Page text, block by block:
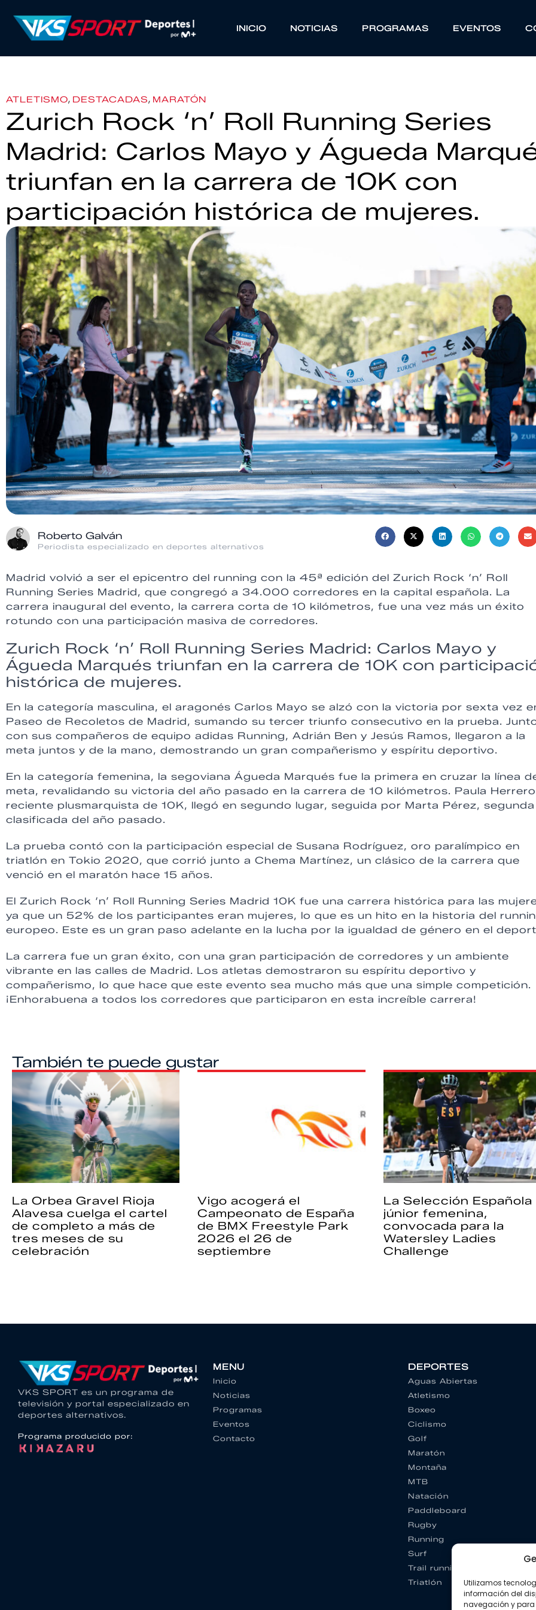
Utilizamos
información del
navegación y para
INICIO NOTICIAS PROGRAMAS EVENTOS
ATLETISMO, DESTACADAS, MARATÓN
Zurich Rock ‘n’ Roll Running Series
Madrid: Carlos Mayo y Águeda
triunfan en la carrera de 10K con
participación histórica de mujeres.
Roberto Galván
Periodista especializado en deportes alternativos
Madrid volvió a ser el epicentro del running con la 45ª edición del Zurich Rock ‘n’ Roll
Running Series Madrid, que congregó a 34.000 corredores en la capital española. La
carrera inaugural del evento, la carrera corta de 10 kilómetros, fue una vez más un éxito
rotundo con una participación masiva de corredores.
Zurich Rock ‘n’ Roll Running Series Madrid: Carlos Mayo y
Águeda Marqués triunfan en la carrera de 10K con
histórica de mujeres.
En la categoría masculina, el aragonés Carlos Mayo se alzó con la victoria por sexta vez
Paseo de Recoletos de Madrid, sumando su tercer triunfo consecutivo en la prueba.
con sus compañeros de equipo adidas Running, Adrián Ben y Jesús Ramos, llegaron a la
meta juntos y de la mano, demostrando un gran compañerismo y espíritu deportivo.
En la categoría femenina, la segoviana Águeda Marqués fue la primera en cruzar la línea
meta, revalidando su victoria del año pasado en la carrera de 10 kilómetros. Paula
reciente plusmarquista de 10K, llegó en segundo lugar, seguida por Marta Pérez, segunda
clasificada del año pasado.
La prueba contó con la participación especial de Susana Rodríguez, oro paralímpico en
triatlón en Tokio 2020, que corrió junto a Chema Martínez, un clásico de la carrera que
venció en el maratón hace 15 años.
El Zurich Rock ‘n’ Roll Running Series Madrid 10K fue una carrera histórica para las
ya que un 52% de los participantes eran mujeres, lo que es un hito en la historia del
europeo. Este es un gran paso adelante en la lucha por la igualdad de género en el
La carrera fue un gran éxito, con una gran participación de corredores y un ambiente
vibrante en las calles de Madrid. Los atletas demostraron su espíritu deportivo y
compañerismo, lo que hace que este evento sea mucho más que una simple competición.
¡Enhorabuena a todos los corredores que participaron en esta increíble carrera!
También te puede gustar
La Orbea Gravel Rioja
Alavesa cuelga el cartel
de completo a más de
tres meses de su
celebración
Vigo acogerá el
Campeonato de España
de BMX Freestyle Park
2026 el 26 de
septiembre
La Selección Española
júnior femenina,
convocada para la
Watersley Ladies
Challenge
VKS SPORT es un programa de
televisión y portal especializado en
deportes alternativos.
Programa producido por:
MENU
Inicio
Noticias
Programas
Eventos
Contacto
DEPORTES
Aguas Abiertas
Atletismo
Boxeo
Ciclismo
Golf
Maratón
Montaña
MTB
Natación
Paddleboard
Rugby
Running
Surf
Trail running
Triatlón